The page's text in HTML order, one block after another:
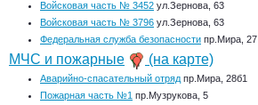
Войсковая часть № 3452 ул.Зернова, 63
Войсковая часть № 3796 ул.Зернова, 63
Федеральная служба безопасности пр.Мира, 27
МЧС и пожарные (на карте)
Аварийно-спасательный отряд пр.Мира, 28б1
Пожарная часть №1 пр.Музрукова, 5